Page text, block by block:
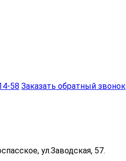
58 Заказать обратный звонок
ул.Заводская, 57.